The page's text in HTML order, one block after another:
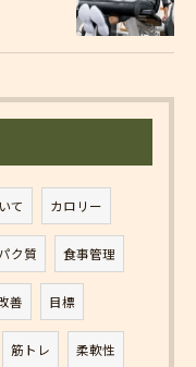
て カロリー
ク質 食事管理
善 目標
筋トレ 柔軟性